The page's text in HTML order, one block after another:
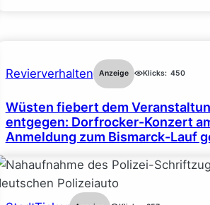
Revierverhalten Anzeige Klicks: 450
Wüsten fiebert dem
entgegen: Dorfrocker-Konzert
Anmeldung zum Bismarck-Lauf